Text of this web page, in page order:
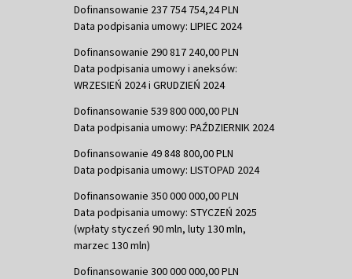
Dofinansowanie 237 754 754,24 PLN
Data podpisania umowy: LIPIEC 2024
Dofinansowanie 290 817 240,00 PLN
Data podpisania umowy i aneksów:
WRZESIEŃ 2024 i GRUDZIEŃ 2024
Dofinansowanie 539 800 000,00 PLN
Data podpisania umowy: PAŹDZIERNIK 2024
Dofinansowanie 49 848 800,00 PLN
Data podpisania umowy: LISTOPAD 2024
Dofinansowanie 350 000 000,00 PLN
Data podpisania umowy: STYCZEŃ 2025
(wpłaty styczeń 90 mln, luty 130 mln,
marzec 130 mln)
Dofinansowanie 300 000 000,00 PLN